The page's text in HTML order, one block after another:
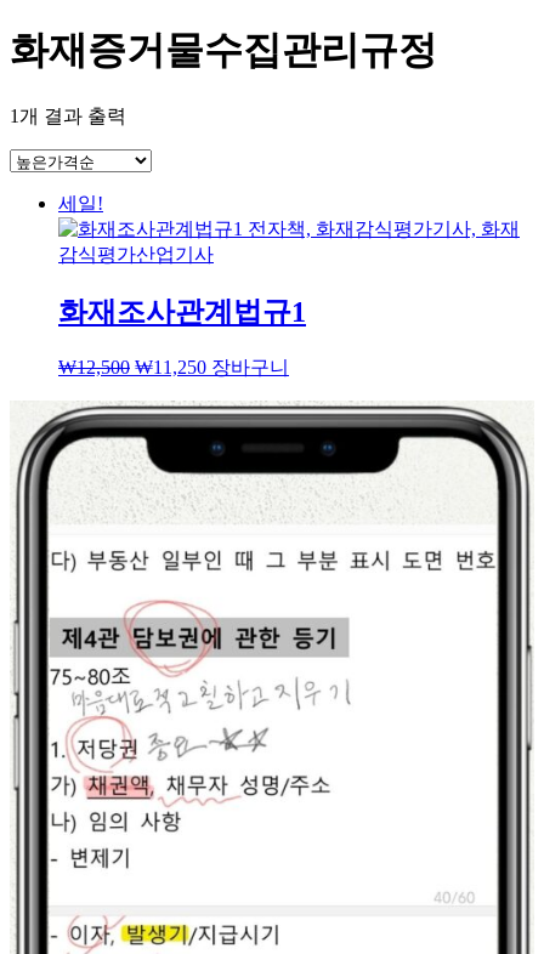
화재증거물수집관리규정
1개 결과 출력
세일!
화재조사관계법규1
₩12,500 ₩11,250 장바구니